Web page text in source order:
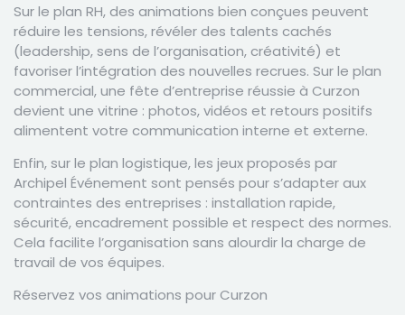
Sur le plan RH, des animations bien conçues peuvent
réduire les tensions, révéler des talents cachés
(leadership, sens de l’organisation, créativité) et
favoriser l’intégration des nouvelles recrues. Sur le plan
commercial, une fête d’entreprise réussie à Curzon
devient une vitrine : photos, vidéos et retours positifs
alimentent votre communication interne et externe.
Enfin, sur le plan logistique, les jeux proposés par
Archipel Événement sont pensés pour s’adapter aux
contraintes des entreprises : installation rapide,
sécurité, encadrement possible et respect des normes.
Cela facilite l’organisation sans alourdir la charge de
travail de vos équipes.
Réservez vos animations pour Curzon